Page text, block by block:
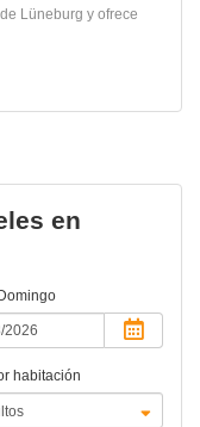
Lüneburg y ofrece
en
Domingo
habitación